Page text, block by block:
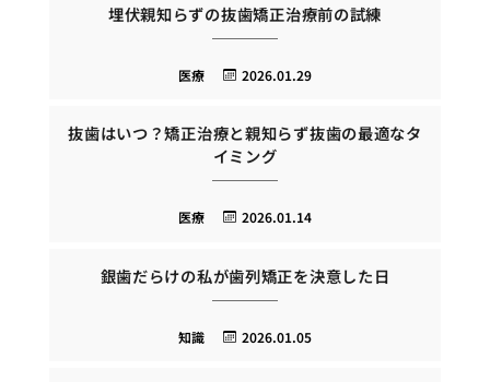
埋伏親知らずの抜歯矯正治療前の試練
2026.01.29
医療
抜歯はいつ？矯正治療と親知らず抜歯の最適なタ
イミング
2026.01.14
医療
銀歯だらけの私が歯列矯正を決意した日
2026.01.05
知識